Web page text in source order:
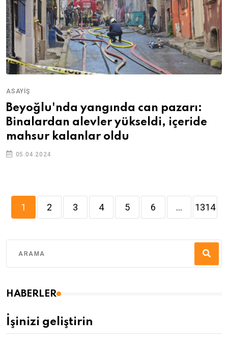
ASAYIŞ
Beyoğlu'nda yangında can pazarı:
Binalardan alevler yükseldi, içeride
mahsur kalanlar oldu
05.04.2024
1 2 3 4 5 6 ... 1314
HABERLER
İşinizi geliştirin